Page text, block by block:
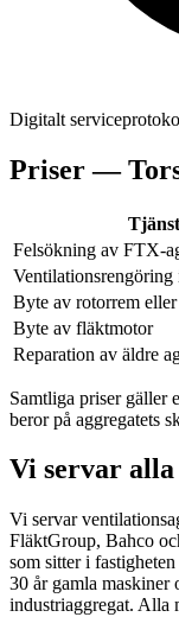
Digitalt
Priser —
Tjänst
Felsökning av FTX-
Byte av rotorrem
Byte av fläktmotor
Reparation av äldre
Samtliga priser gäller
beror på aggregatets
Vi servar
Vi servar
FläktGroup, Bahco
som sitter i
30 år gamla maskiner
industriaggregat. Alla